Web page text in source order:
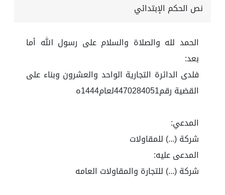
نص الحكم الإبتدائي
الحمد لله والصلاة والسلام على رسول الله أما
بعد:
فلدى الدائرة التجارية الواحد والعشرون وبناء على
القضية رقم4470284051لعام1444ه
المدعي:
شركة (...) للمقاولات
المدعى عليه:
شركة (...) للتجارة والمقاولات العامه